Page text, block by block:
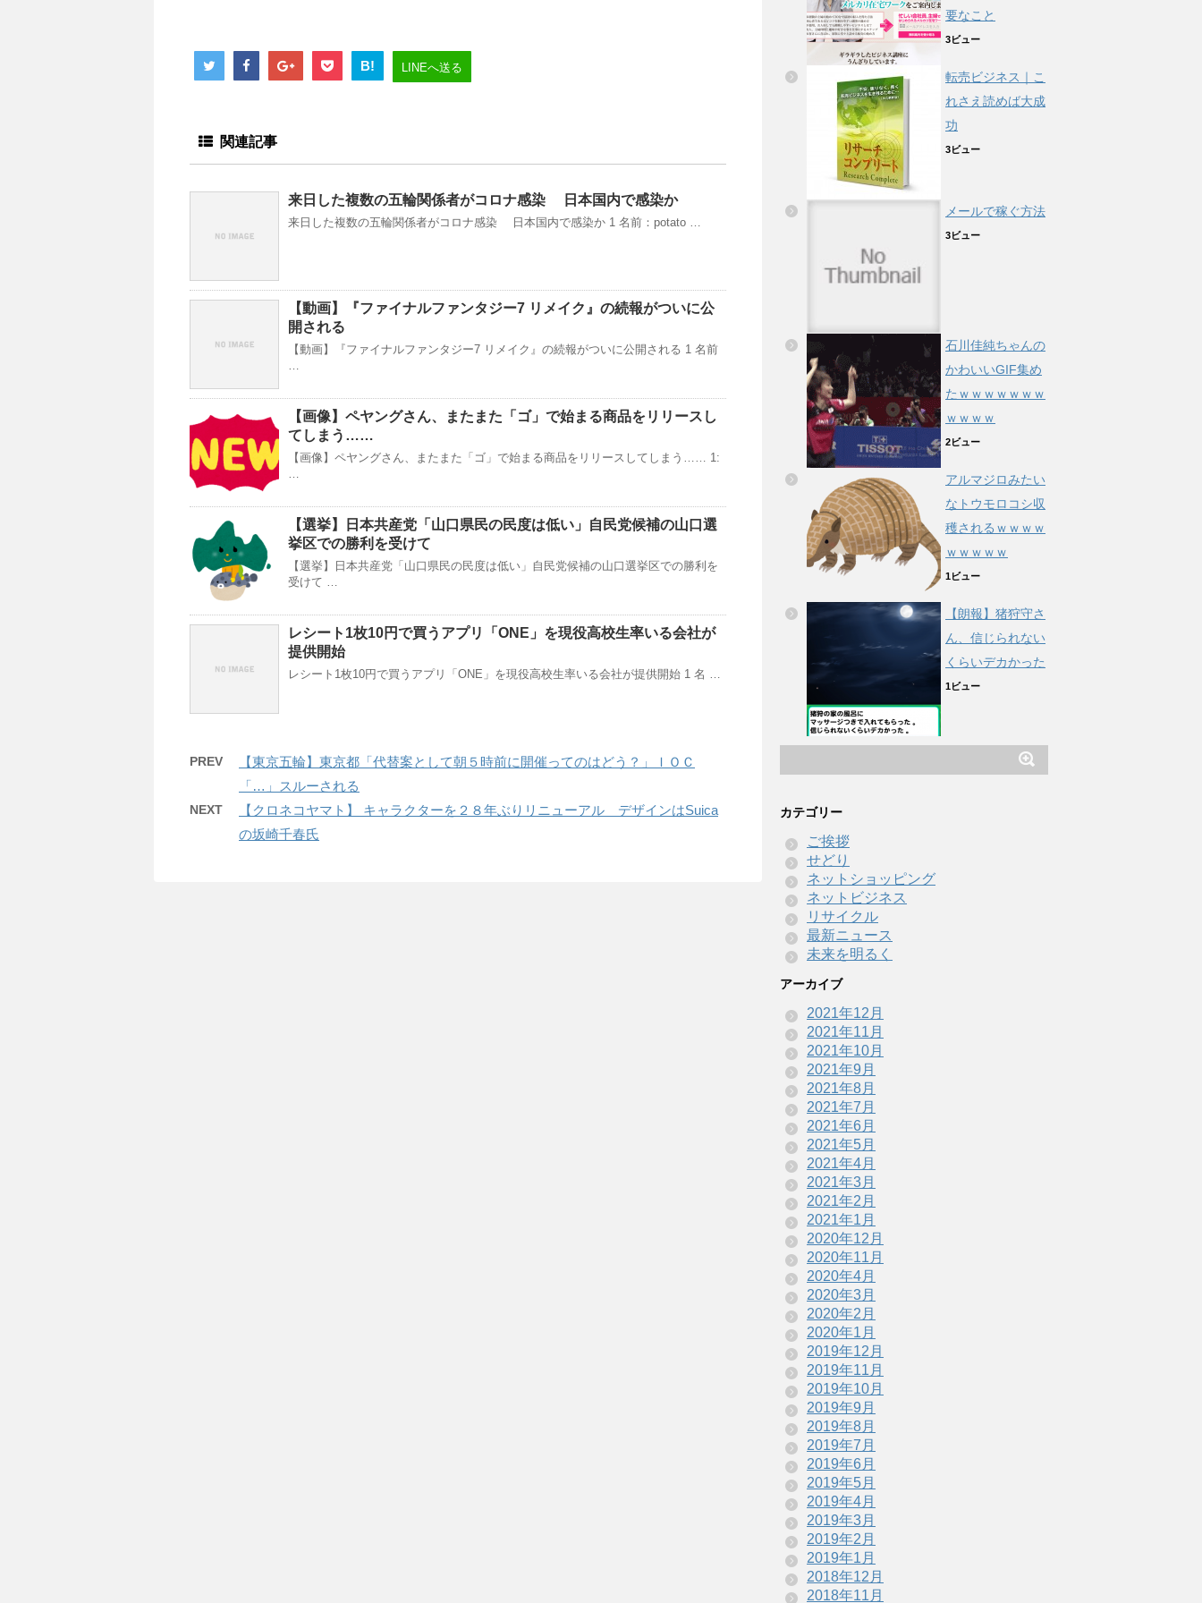
B! LINEへ送る
関連記事
来日した複数の五輪関係者がコロナ感染 日本国内で感染か
来日した複数の五輪関係者がコロナ感染 日本国内で感染か 1 名前：potato …
【動画】『ファイナルファンタジー7 リメイク』の続報がついに公
開される
【動画】『ファイナルファンタジー7 リメイク』の続報がついに公開される 1 名前
【画像】ペヤングさん、またまた「ゴ」で始まる商品をリリースし
てしまう……
【画像】ペヤングさん、またまた「ゴ」で始まる商品をリリースしてしまう…… 1:
【選挙】日本共産党「山口県民の民度は低い」自民党候補の山口選
挙区での勝利を受けて
【選挙】日本共産党「山口県民の民度は低い」自民党候補の山口選挙区での勝利を
受けて …
レシート1枚10円で買うアプリ「ONE」を現役高校生率いる会社が
提供開始
レシート1枚10円で買うアプリ「ONE」を現役高校生率いる会社が提供開始 1 名 …
PREV
【東京五輪】東京都「代替案として朝５時前に開催ってのはどう？」ＩＯＣ
「…」スルーされる
NEXT
【クロネコヤマト】 キャラクターを２８年ぶりリニューアル デザインはSuica
の坂崎千春氏
要なこと
3ビュー
転売ビジネス｜こ
れさえ読めば大成
功
3ビュー
メールで稼ぐ方法
3ビュー
石川佳純ちゃんの
かわいいGIF集め
たｗｗｗｗｗｗｗ
ｗｗｗｗ
2ビュー
アルマジロみたい
なトウモロコシ収
穫されるｗｗｗｗ
ｗｗｗｗｗ
1ビュー
【朗報】猪狩守さ
ん、信じられない
くらいデカかった
1ビュー
カテゴリー
ご挨拶
せどり
ネットショッピング
ネットビジネス
リサイクル
最新ニュース
未来を明るく
アーカイブ
2021年12月
2021年11月
2021年10月
2021年9月
2021年8月
2021年7月
2021年6月
2021年5月
2021年4月
2021年3月
2021年2月
2021年1月
2020年12月
2020年11月
2020年4月
2020年3月
2020年2月
2020年1月
2019年12月
2019年11月
2019年10月
2019年9月
2019年8月
2019年7月
2019年6月
2019年5月
2019年4月
2019年3月
2019年2月
2019年1月
2018年12月
2018年11月